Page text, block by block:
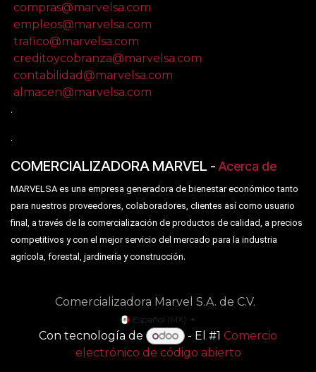
compras@marvelsa.com
empleos@marvelsa.com
trafico@marvelsa.com
creditoycobranza@marvelsa.com
contabilidad@marvelsa.com
almacen@marvelsa.com
.
.
COMERCIALIZADORA MARVEL - Acerca de
MARVELSA es una empresa generadora de bienestar económico tanto
para nuestros proveedores, colaboradores, clientes así como usuario
final, a través de la comercialización de productos de calidad, a precios
competitivos y con el mejor servicio del mercado para la industria
agrícola, forestal, jardinería y construcción.
Comercializadora Marvel S.A. de C.V.
Español (MX)
Con tecnología de - El #1 Comercio
electrónico de código abierto